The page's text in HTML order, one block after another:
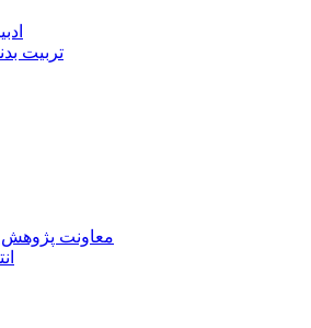
تربیت
معاونت پژوهش